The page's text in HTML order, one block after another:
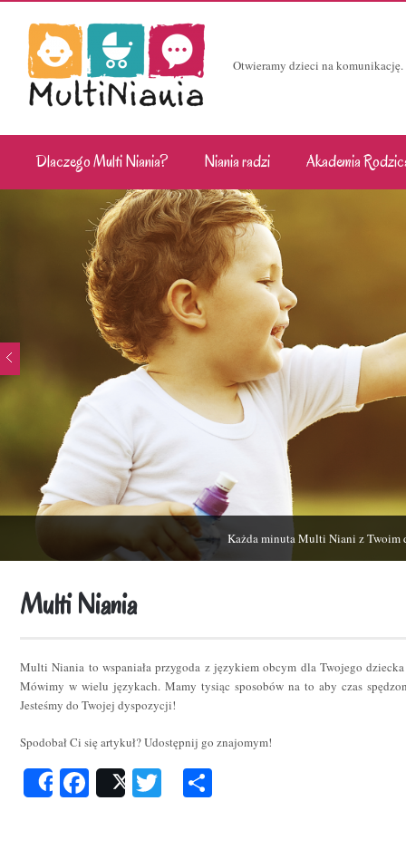
Otwieramy dzieci na
Dlaczego Multi Niania? Niania radzi Akademia
Każda minuta Multi Niani z Twoim
Multi Niania
Multi Niania to wspaniała przygoda z językiem obcym dla Twojego
Mówimy w wielu językach. Mamy tysiąc sposobów na to aby czas
Jesteśmy do Twojej dyspozycji!
Spodobał Ci się artykuł? Udostępnij go znajomym!
ShareFacebook
Post Twitter